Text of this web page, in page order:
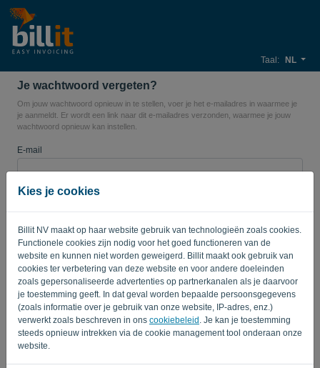
Kies je cookies
Billit NV maakt op haar website gebruik van technologieën zoals cookies.
Functionele cookies zijn nodig voor het goed functioneren van de
website en kunnen niet worden geweigerd. Billit maakt ook gebruik van
cookies ter verbetering van deze website en voor andere doeleinden
zoals gepersonaliseerde advertenties op partnerkanalen als je daarvoor
je toestemming geeft. In dat geval worden bepaalde persoonsgegevens
(zoals informatie over je gebruik van onze website, IP-adres, enz.)
verwerkt zoals beschreven in ons cookiebeleid . Je kan je toestemming
steeds opnieuw intrekken via de cookie management tool onderaan onze
website.
Taal: NL
Je wachtwoord vergeten?
Om jouw wachtwoord opnieuw in te stellen, voer je het e-mailadres in waarmee je
je aanmeldt. Er wordt een link naar dit e-mailadres verzonden, waarmee je jouw
wachtwoord opnieuw kan instellen.
E-mail
VERSTUUR LINK
Terug naar login
Privacy Policy Terms of Service